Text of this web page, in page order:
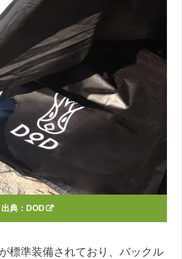
出典： DOD
標準装備されており、バックル